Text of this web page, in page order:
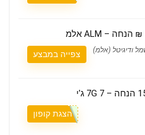
צפייה במבצע
הצגת קופון